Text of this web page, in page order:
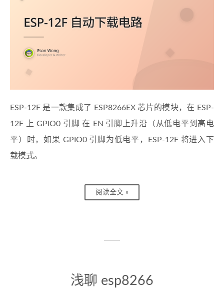
ESP-12F 是一款集成了 ESP8266EX 芯片的模块，在 ESP-
12F 上 GPIO0 引脚 在 EN 引脚上升沿（从低电平到高电
平）时，如果 GPIO0 引脚为低电平，ESP-12F 将进入下
载模式。
阅读全文 »
浅聊 esp8266